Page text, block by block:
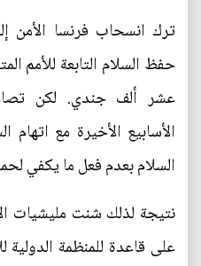
ترك انسحاب فرنسا
حفظ السلام التابعة للأمم
عشر ألف جندي. لكن
الأسابيع الأخيرة مع
السلام بعدم فعل ما يكفي
نتيجة لذلك شنت مليشيات
على قاعدة للمنظمة